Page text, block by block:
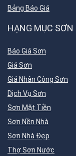
Bảng Báo Giá
HẠNG MỤC SƠN
Báo Giá Sơn
Giá Sơn
Giá Nhân Công Sơn
Dịch Vụ Sơn
Sơn Mặt Tiền
Sơn Nền Nhà
Sơn Nhà Đẹp
Thợ Sơn Nước